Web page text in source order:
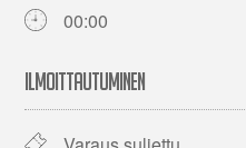
00:00
ILMOITTAUTUMINEN